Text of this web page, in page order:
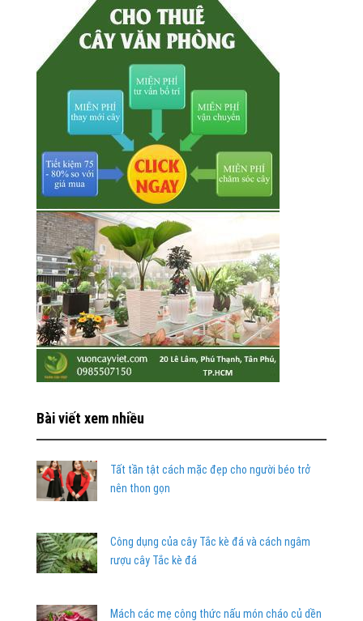
Bài viết xem nhiều
Tất tần tật cách mặc đẹp cho người béo trở
nên thon gọn
Công dụng của cây Tắc kè đá và cách ngâm
rượu cây Tắc kè đá
Mách các mẹ công thức nấu món cháo củ dền